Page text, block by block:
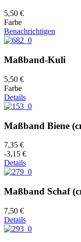
5,50 €
Farbe
Benachrichtigen
Maßband-Kuli
5,50 €
Farbe
Details
Maßband Biene
7,35 €
-3,15 €
Details
Maßband Schaf
7,50 €
Details